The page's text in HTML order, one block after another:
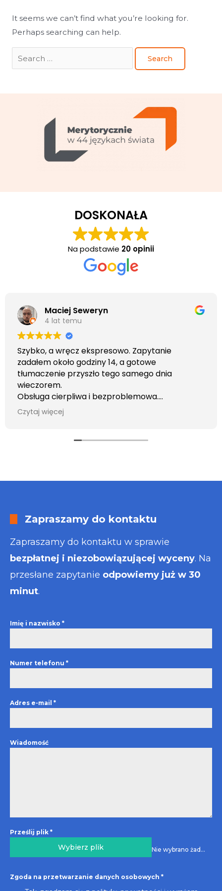
It seems we can’t find what you’re looking for.
Perhaps searching can help.
DOSKONAŁA
Na podstawie 20 opinii
Maciej Seweryn
4 lat temu
Szybko, a wręcz ekspresowo. Zapytanie
zadałem około godziny 14, a gotowe
tłumaczenie przyszło tego samego dnia
wieczorem.
Obsługa cierpliwa i bezproblemowa.
Otrzymałem wszelkie informacje i porady jaka
usługa będzie dla mnie najlepsza. Faktura także
Czytaj więcej
Zapraszamy do kontaktu
Zapraszamy do kontaktu w sprawie
bezpłatnej i niezobowiązującej wyceny. Na
przesłane zapytanie odpowiemy już w 30
minut.
Imię i nazwisko *
Numer telefonu *
Adres e-mail *
Wiadomość
Prześlij plik *
Wybierz plik Nie wybrano żadnego pliku
Zgoda na przetwarzanie danych osobowych *